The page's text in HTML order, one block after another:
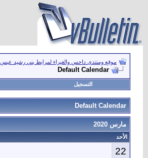
موقع ومنتدى داحس والغبراء لمرابط بني رشيد عبس
Default Calendar
التسجيل
Default Calendar
مارس 2020
الأحد
22